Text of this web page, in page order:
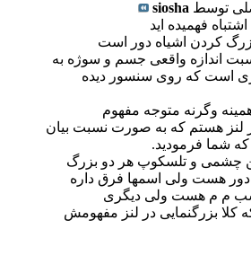
توسط siosha
فهمیده اید
کردن اشیاه دور است
اندازه واقعی جسم و سوژه به
است که روی سنسور دیده
وگرنه متوجه مفهوم
لنز هستم که به صورت نسبت بیان
شما فرمودید.
چشمی و تلسکوپ هر دو بزرگ
هست ولی اسمها فرق داره
م م هست ولی دیگری
کلا بزرگنمایی در لنز مفهومش